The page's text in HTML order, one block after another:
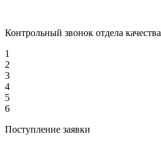
Контрольный звонок отдела качества
1
2
3
4
5
6
Поступление заявки